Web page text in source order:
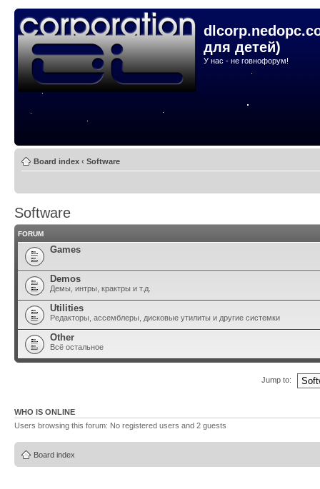
для детей)
У нас - не говнофорум!
Board index ‹ Software
Software
FORUM
Games
Demos
Демы, интры, крактры и т.д.
Utilities
Редакторы, ассемблеры, дисковые утилиты и другие системки
Other
Всё остальное
Jump to:
WHO IS ONLINE
Users browsing this forum: No registered users and 2 guests
Board index